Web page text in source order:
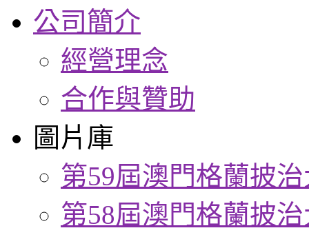
公司簡介
經營理念
合作與贊助
圖片庫
第59屆澳門格蘭披
第58屆澳門格蘭披